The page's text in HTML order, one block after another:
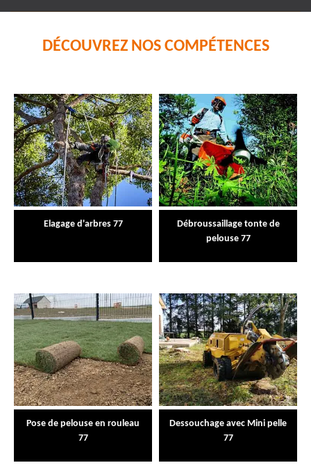
DÉCOUVREZ NOS COMPÉTENCES
Elagage d'arbres 77
Débroussaillage tonte de
pelouse 77
Pose de pelouse en rouleau
77
Dessouchage avec Mini pelle
77